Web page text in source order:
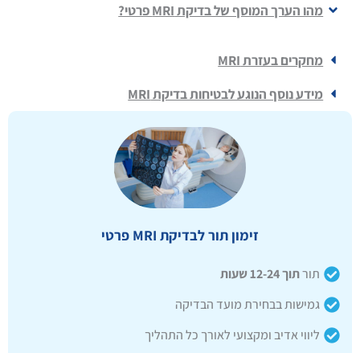
מהו הערך המוסף של בדיקת MRI פרטי?
מחקרים בעזרת MRI
מידע נוסף הנוגע לבטיחות בדיקת MRI
זימון תור לבדיקת MRI פרטי
תורתוך 12-24 שעות
גמישות בבחירת מועד הבדיקה
ליווי אדיב ומקצועי לאורך כל התהליך